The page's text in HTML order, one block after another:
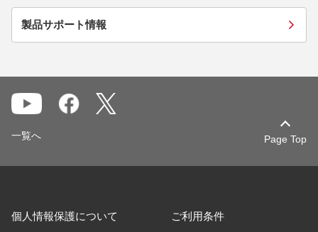
製品サポート情報
Page Top
一覧へ
個人情報保護について ご利用条件